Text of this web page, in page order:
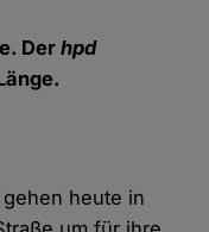
Derhpd
heute in